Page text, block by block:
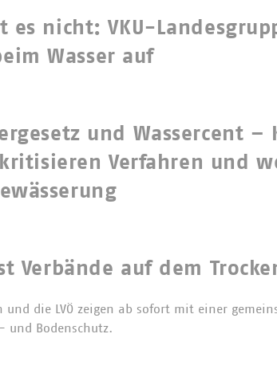
es nicht: VKU-
Wasser auf
und Wassercent –
Verfahren und
Verbände auf dem
und die LVÖ zeigen ab sofort mit einer
und Bodenschutz.